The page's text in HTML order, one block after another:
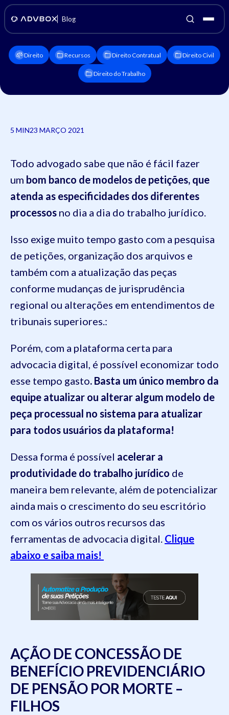
Blog
Direito Recursos Direito Contratual Direito Civil
Direito do Trabalho
5 MIN23 MARÇO 2021
Todo advogado sabe que não é fácil fazer
um bom banco de modelos de petições, que
atenda as especificidades dos diferentes
processos no dia a dia do trabalho jurídico.
Isso exige muito tempo gasto com a pesquisa
de petições, organização dos arquivos e
também com a atualização das peças
conforme mudanças de jurisprudência
regional ou alterações em entendimentos de
tribunais superiores.:
Porém, com a plataforma certa para
advocacia digital, é possível economizar todo
esse tempo gasto. Basta um único membro da
equipe atualizar ou alterar algum modelo de
peça processual no sistema para atualizar
para todos usuários da plataforma!
Dessa forma é possível acelerar a
produtividade do trabalho jurídico de
maneira bem relevante, além de potencializar
ainda mais o crescimento do seu escritório
com os vários outros recursos das
ferramentas de advocacia digital. Clique
abaixo e saiba mais!
AÇÃO DE CONCESSÃO DE
BENEFÍCIO PREVIDENCIÁRIO
DE PENSÃO POR MORTE –
FILHOS